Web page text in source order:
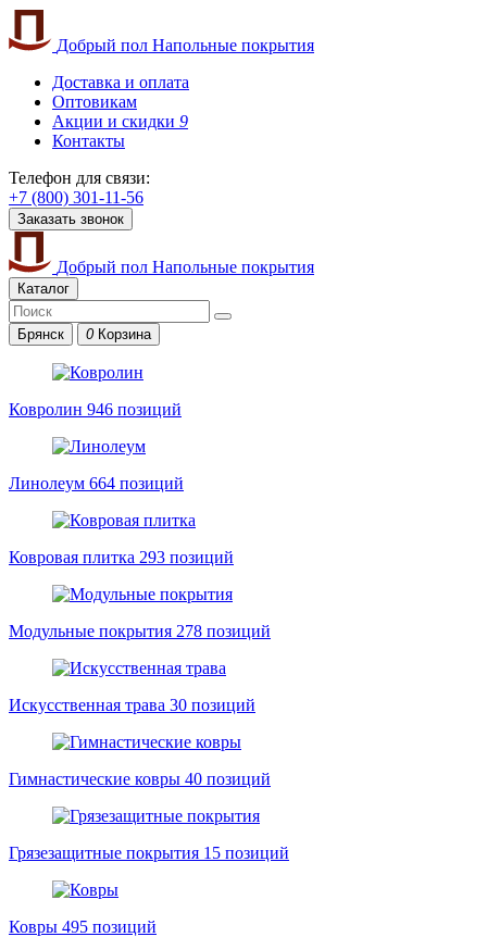
Добрый пол Напольные покрытия
Доставка и оплата
Оптовикам
Акции и скидки 9
Контакты
Телефон для связи:
+7 (800) 301-11-56
Заказать звонок
Добрый пол Напольные покрытия
Каталог
Брянск 0 Корзина
Ковролин 946 позиций
Линолеум 664 позиций
Ковровая плитка 293 позиций
Модульные покрытия 278 позиций
Искусственная трава 30 позиций
Гимнастические ковры 40 позиций
Грязезащитные покрытия 15 позиций
Ковры 495 позиций